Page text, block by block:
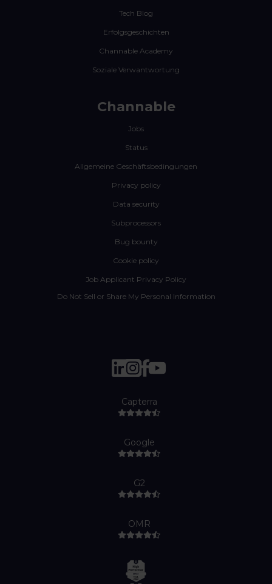
Tech Blog
Erfolgsgeschichten
Channable Academy
Soziale Verwantwortung
Channable
Jobs
Status
Allgemeine Geschäftsbedingungen
Privacy policy
Data security
Subprocessors
Bug bounty
Cookie policy
Job Applicant Privacy Policy
Do Not Sell or Share My Personal Information
Capterra
Google
G2
OMR